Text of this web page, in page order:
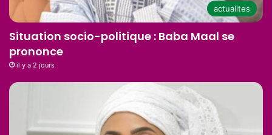
actualites
Situation socio-politique : Baba Maal se
prononce
il y a 2 jours